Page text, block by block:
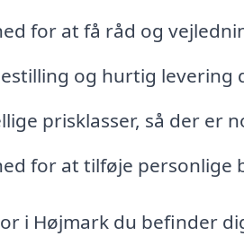
for at få råd og
og hurtig levering
prisklasser, så der er
for at tilføje personlige
i Højmark du befinder